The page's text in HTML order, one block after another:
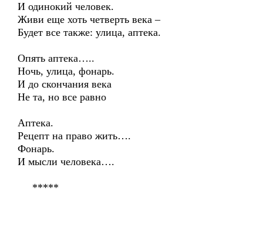
И одинокий человек.
Живи еще хоть четверть века –
Будет все также: улица, аптека.
Опять аптека…..
Ночь, улица, фонарь.
И до скончания века
Не та, но все равно
Аптека.
Рецепт на право жить….
Фонарь.
И мысли человека….
*****